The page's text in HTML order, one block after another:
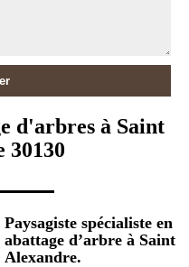
d'arbres à Saint
30130
Paysagiste spécialiste en
abattage d’arbre à Saint
Alexandre.